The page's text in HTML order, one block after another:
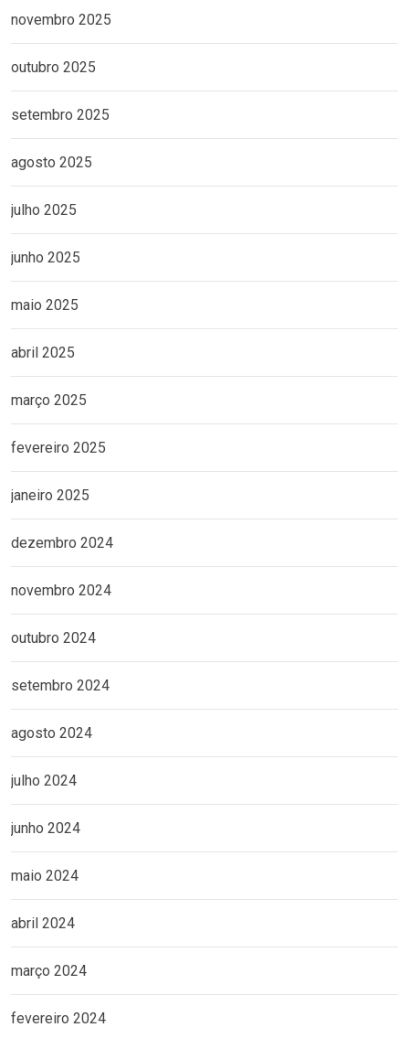
novembro 2025
outubro 2025
setembro 2025
agosto 2025
julho 2025
junho 2025
maio 2025
abril 2025
março 2025
fevereiro 2025
janeiro 2025
dezembro 2024
novembro 2024
outubro 2024
setembro 2024
agosto 2024
julho 2024
junho 2024
maio 2024
abril 2024
março 2024
fevereiro 2024